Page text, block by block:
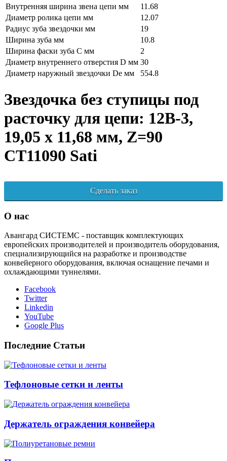
Внутренняя ширина звена цепи мм
11.68
Диаметр ролика цепи мм
12.07
Радиус зуба звездочки мм
19
Ширина зуба мм
10.8
Ширина фаски зуба C мм
2
Диаметр внутреннего отверстия D мм 30
Диаметр наружный звездочки De мм
554.8
Звездочка без ступицы под
расточку для цепи: 12B-3,
19,05 x 11,68 мм, Z=90
CT11090 Sati
Сделать заказ
О нас
Авангард СИСТЕМС - поставщик комплектующих
европейских производителей и производитель оборудования,
специализирующийся на разработке и производстве
конвейерного оборудования, включая оснащение печами и
охлаждающими туннелями.
Facebook
Twitter
Linkedin
YouTube
Google Plus
Последние Статьи
Тефлоновые сетки и ленты
Держатель ограждения конвейера